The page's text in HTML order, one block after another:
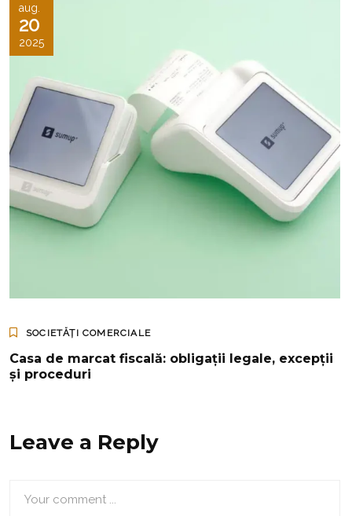
aug.
20
2025
SOCIETĂȚI COMERCIALE
Casa de marcat fiscală: obligații legale, excepții
și proceduri
Leave a Reply